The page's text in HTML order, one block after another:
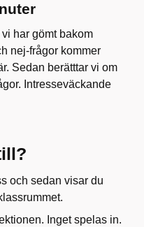
har gömt bakom
nej-frågor kommer
Sedan berätttar vi om
Intresseväckande
och sedan visar du
Inget spelas in.